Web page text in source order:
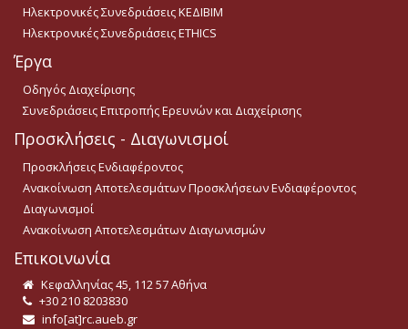
Ηλεκτρονικές Συνεδριάσεις ΚΕΔΙΒΙΜ
Ηλεκτρονικές Συνεδριάσεις ETHICS
Έργα
Οδηγός Διαχείρισης
Συνεδριάσεις Επιτροπής Ερευνών και Διαχείρισης
Προσκλήσεις - Διαγωνισμοί
Προσκλήσεις Ενδιαφέροντος
Ανακοίνωση Αποτελεσμάτων Προσκλήσεων Ενδιαφέροντος
Διαγωνισμοί
Ανακοίνωση Αποτελεσμάτων Διαγωνισμών
Επικοινωνία
Κεφαλληνίας 45, 112 57 Αθήνα
+30 210 8203830
info[at]rc.aueb.gr